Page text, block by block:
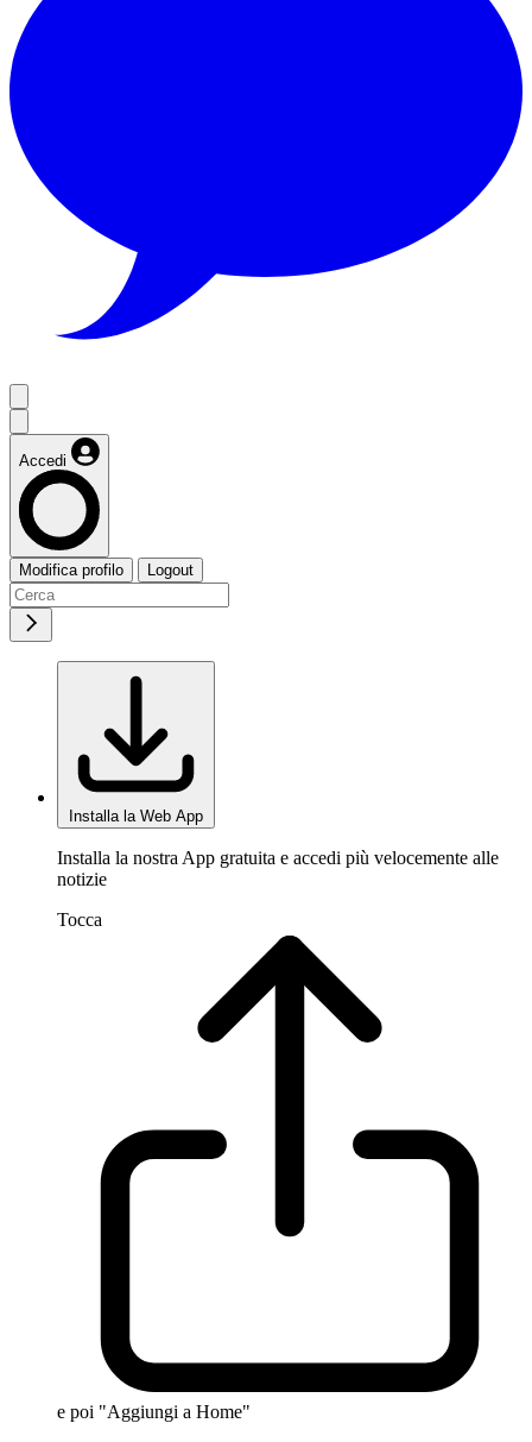
Accedi
Modifica profilo Logout
Installa la Web App
Installa la nostra App gratuita e accedi più velocemente alle
notizie
Tocca
e poi "Aggiungi a Home"